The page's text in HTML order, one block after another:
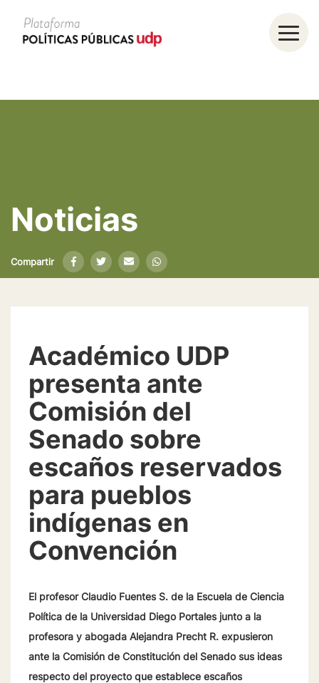
Noticias
Compartir
Académico UDP
presenta ante
Comisión del
Senado sobre
escaños reservados
para pueblos
indígenas en
Convención
El profesor Claudio Fuentes S. de la Escuela de Ciencia
Política de la Universidad Diego Portales junto a la
profesora y abogada Alejandra Precht R. expusieron
ante la Comisión de Constitución del Senado sus ideas
respecto del proyecto que establece escaños